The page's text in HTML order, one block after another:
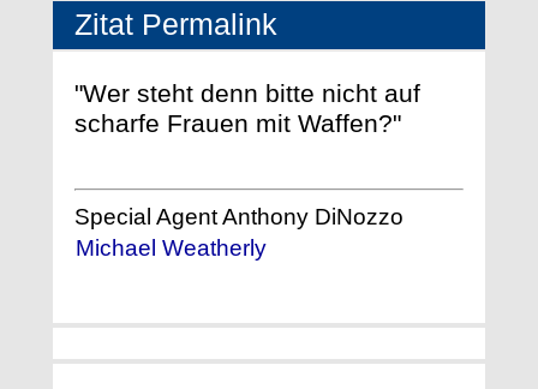
Zitat Permalink
"Wer steht denn bitte nicht auf
scharfe Frauen mit Waffen?"
Special Agent Anthony DiNozzo
Michael Weatherly